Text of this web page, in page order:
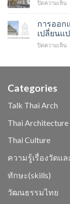
ศั
กับ
ปิดความเห็น
การออก
เปลี่ยนแ
ปิดความเห็น
ข
Categories
Talk Thai Arch
Thai Architecture
Thai Culture
ความรู้เรื่องวัดแ
ทักษะ(skills)
วัฒนธรรมไทย